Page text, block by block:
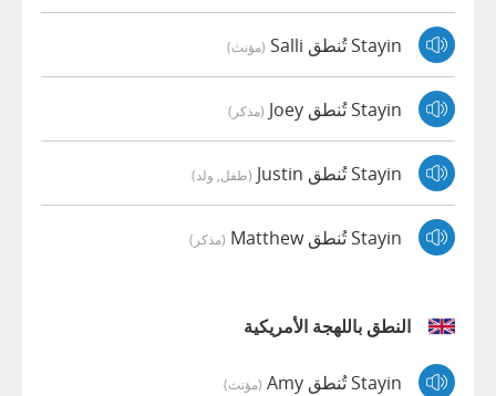
Stayin تُنطق Salli (مؤنث)
Stayin تُنطق Joey (مذكر)
Stayin تُنطق Justin (طفل, ولد)
Stayin تُنطق Matthew (مذكر)
النطق باللهجة الأمريكية
Stayin تُنطق Amy (مؤنث)